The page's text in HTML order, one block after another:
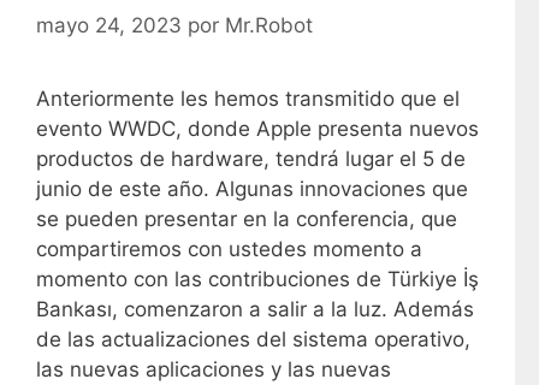
mayo 24, 2023 por Mr.Robot
Anteriormente les hemos transmitido que el
evento WWDC, donde Apple presenta nuevos
productos de hardware, tendrá lugar el 5 de
junio de este año. Algunas innovaciones que
se pueden presentar en la conferencia, que
compartiremos con ustedes momento a
momento con las contribuciones de Türkiye İş
Bankası, comenzaron a salir a la luz. Además
de las actualizaciones del sistema operativo,
las nuevas aplicaciones y las nuevas